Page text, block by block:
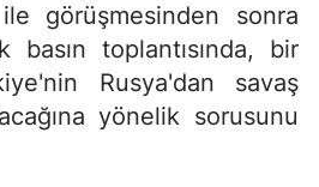
görüşmesinden sonra
basın toplantısında, bir
Rusya'dan savaş
yönelik sorusunu